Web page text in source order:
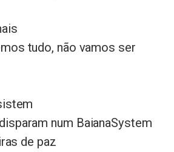
tudo, não vamos ser
num BaianaSystem
de paz